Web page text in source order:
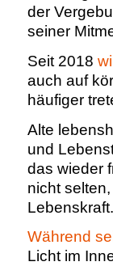
der
seiner
Seit 2018
auch auf
häufiger
Alte
und
das wieder
nicht
Lebenskraft.
Während
Licht im